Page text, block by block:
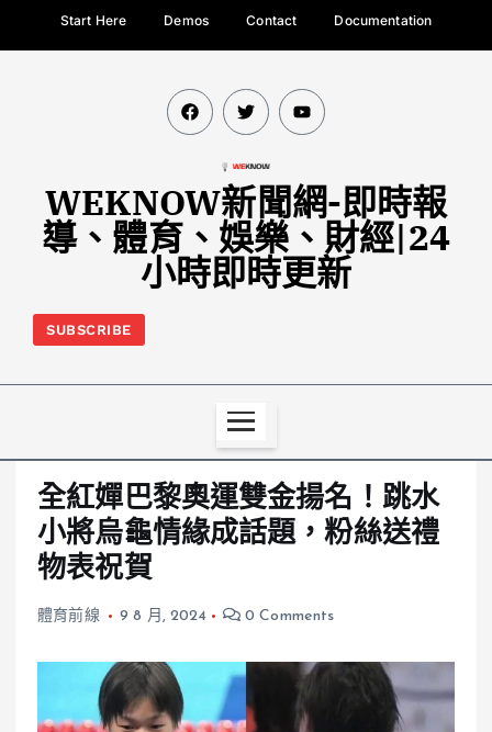
Start Here Demos Contact Documentation
WEKNOW新聞網-即時報
導、體育、娛樂、財經|24
小時即時更新
SUBSCRIBE
全紅嬋巴黎奧運雙金揚名！跳水
小將烏龜情緣成話題，粉絲送禮
物表祝賀
體育前線 9 8 月, 2024 0 Comments